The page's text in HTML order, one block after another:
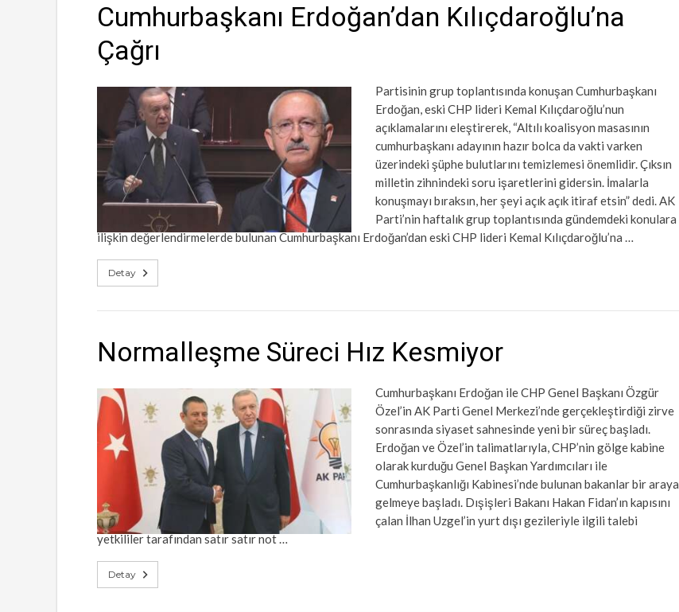
Cumhurbaşkanı Erdoğan’dan Kılıçdaroğlu’na
Çağrı
Partisinin grup toplantısında konuşan Cumhurbaşkanı
Erdoğan, eski CHP lideri Kemal Kılıçdaroğlu’nun
açıklamalarını eleştirerek, “Altılı koalisyon masasının
cumhurbaşkanı adayının hazır bolca da vakti varken
üzerindeki şüphe bulutlarını temizlemesi önemlidir. Çıksın
milletin zihnindeki soru işaretlerini gidersin. İmalarla
konuşmayı bıraksın, her şeyi açık açık itiraf etsin” dedi. AK
Parti’nin haftalık grup toplantısında gündemdeki konulara
ilişkin değerlendirmelerde bulunan Cumhurbaşkanı Erdoğan’dan eski CHP lideri Kemal Kılıçdaroğlu’na …
Detay
Normalleşme Süreci Hız Kesmiyor
Cumhurbaşkanı Erdoğan ile CHP Genel Başkanı Özgür
Özel’in AK Parti Genel Merkezi’nde gerçekleştirdiği zirve
sonrasında siyaset sahnesinde yeni bir süreç başladı.
Erdoğan ve Özel’in talimatlarıyla, CHP’nin gölge kabine
olarak kurduğu Genel Başkan Yardımcıları ile
Cumhurbaşkanlığı Kabinesi’nde bulunan bakanlar bir araya
gelmeye başladı. Dışişleri Bakanı Hakan Fidan’ın kapısını
çalan İlhan Uzgel’in yurt dışı gezileriyle ilgili talebi
yetkililer tarafından satır satır not …
Detay